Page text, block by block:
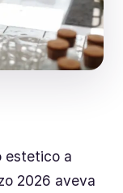
estetico a
2026 aveva